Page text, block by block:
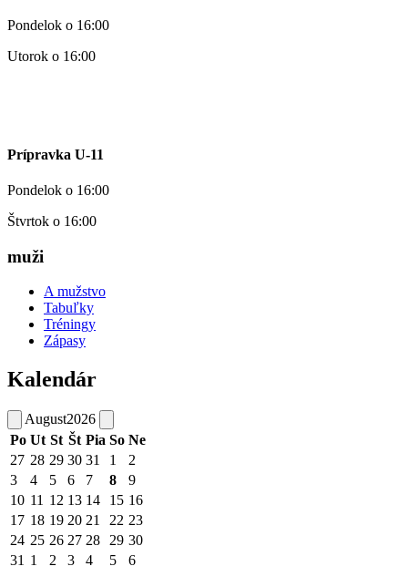
Pondelok o 16:00
Utorok o 16:00
Prípravka U-11
Pondelok o 16:00
Štvrtok o 16:00
muži
A mužstvo
Tabuľky
Tréningy
Zápasy
Kalendár
August2026
Po Ut St Št Pia So Ne
27 28 29 30 31 1
2
3
4 5 6 7 8
9
10 11 12 13 14 15 16
17 18 19 20 21 22 23
24 25 26 27 28 29 30
31 1 2 3 4 5 6